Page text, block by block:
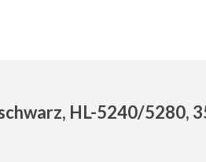
HL-5240/5280,